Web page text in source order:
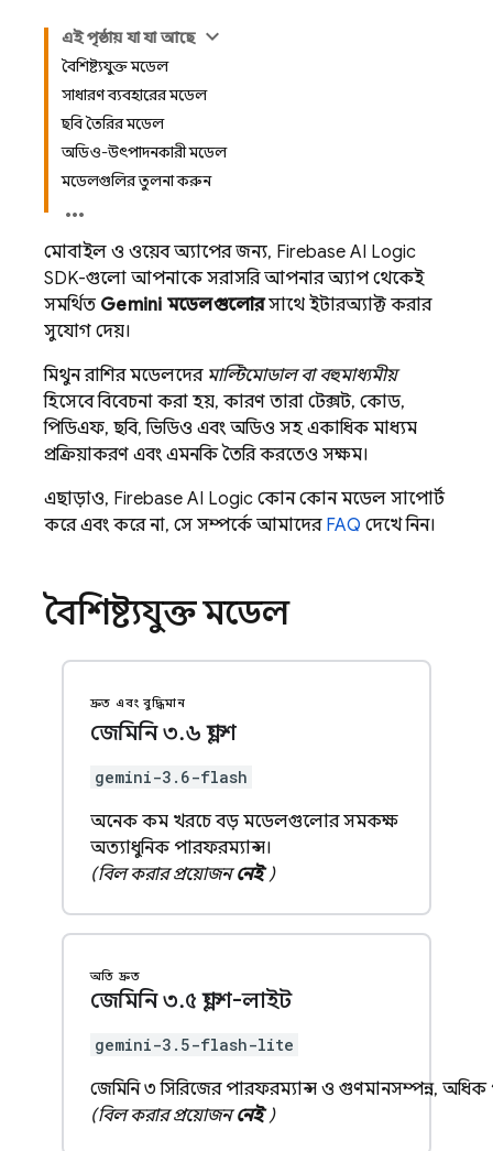
এই পৃষ্ঠায় যা যা আছে
বৈশিষ্ট্যযুক্ত মডেল
সাধারণ ব্যবহারের মডেল
ছবি তৈরির মডেল
অডিও-উৎপাদনকারী মডেল
মডেলগুলির তুলনা করুন
মোবাইল ও ওয়েব অ্যাপের জন্য, Firebase AI Logic
SDK-গুলো আপনাকে সরাসরি আপনার অ্যাপ থেকেই
সমর্থিত Gemini মডেলগুলোরসাথে ইন্টারঅ্যাক্ট করার
সুযোগ দেয়।
মিথুন রাশিরমডেলদের মাল্টিমোডাল বা বহুমাধ্যমীয়
হিসেবে বিবেচনা করা হয়, কারণ তারা টেক্সট, কোড,
পিডিএফ, ছবি, ভিডিও এবং অডিও সহ একাধিক মাধ্যম
প্রক্রিয়াকরণ এবং এমনকি তৈরি করতেও সক্ষম।
এছাড়াও, Firebase AI Logic কোন কোন মডেল সাপোর্ট
করে এবং করে না, সে সম্পর্কে আমাদের FAQ দেখে নিন।
বৈশিষ্ট্যযুক্ত মডেল
দ্রুত এবং বুদ্ধিমান
জেমিনি ৩.৬ ফ্ল্যাশ
gemini-3.6-flash
অনেক কম খরচে বড় মডেলগুলোর সমকক্ষ
অত্যাধুনিক পারফরম্যান্স।
(বিল করার প্রয়োজননেই)
অতি দ্রুত
জেমিনি ৩.৫ ফ্ল্যাশ-লাইট
gemini-3.5-flash-lite
জেমিনি ৩ সিরিজের পারফরম্যান্স ও গুণমানসম্পন্ন,
(বিল করার প্রয়োজননেই)